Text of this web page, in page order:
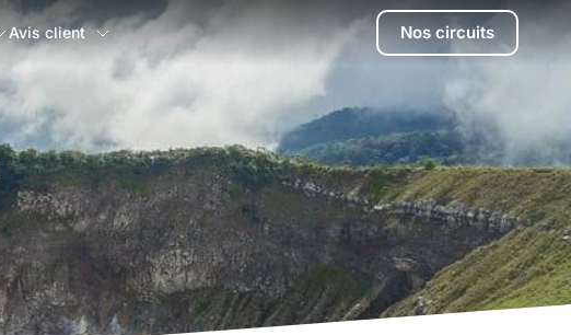
Avis client Nos circuits